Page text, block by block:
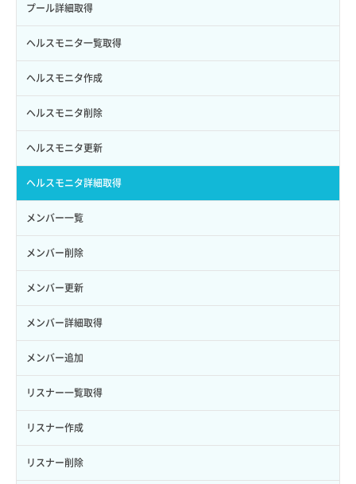
サブユーザー詳細取得
トークン発行
パーミッション一覧取得
ロールからパーミッションを紐づけ解除
ロールにパーミッションを紐づけ
ロール一覧取得
ロール作成
ロール削除
ロール更新
ロール詳細取得
アタッチ済みポート詳細取得
アタッチ済みボリューム一覧
アタッチ済みボリューム詳細取得
コンソールURL発行
サーバーに紐づくアドレス取得
サーバーに紐づくアドレス取得（ネットワーク指定）
サーバーに紐づくセキュリティグループ取得
サーバープラン一覧取得
サーバープラン変更
サーバープラン詳細一覧取得
サーバープラン詳細取得
サーバーメタデータ取得
サーバーメタデータ更新（ネームタグ変更）
サーバー一覧取得
サブネット詳細取得
セキュリティグループ ルール一覧取得
セキュリティグループ ルール作成
セキュリティグループ ルール削除
セキュリティグループ ルール詳細取得
セキュリティグループ一覧取得
セキュリティグループ作成
セキュリティグループ削除
セキュリティグループ更新
セキュリティグループ詳細取得
ネットワーク一覧取得
ネットワーク作成（ローカルネットワーク用）
ネットワーク削除（ローカルネットワーク用）
ネットワーク詳細取得
プール詳細取得
ヘルスモニタ一覧取得
ヘルスモニタ作成
ヘルスモニタ削除
ヘルスモニタ更新
ヘルスモニタ詳細取得
メンバー一覧
メンバー削除
メンバー更新
メンバー詳細取得
メンバー追加
リスナー一覧取得
リスナー作成
リスナー削除